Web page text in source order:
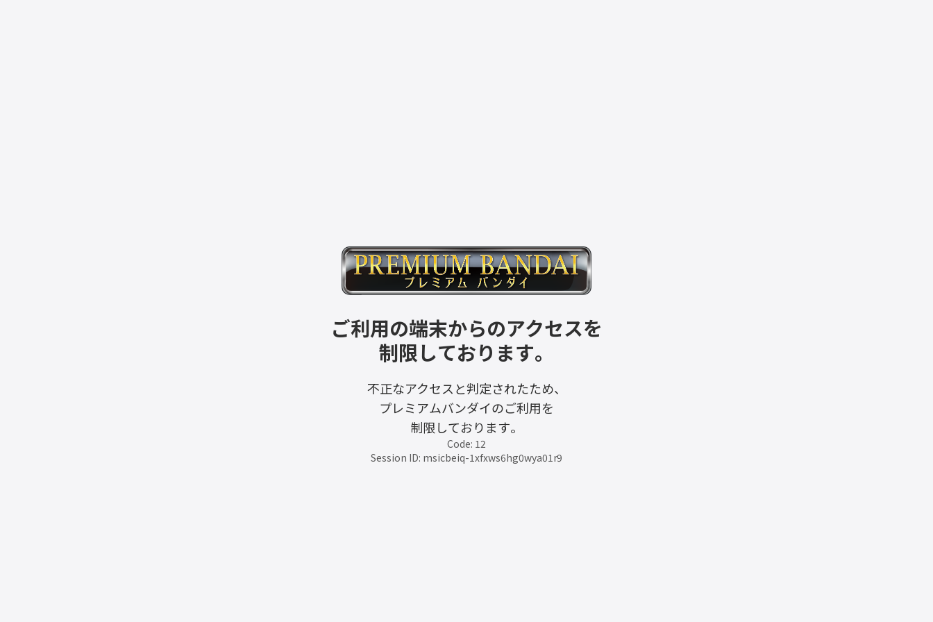
ご利用の端末からのアクセスを
制限しております。
不正なアクセスと判定されたため、
プレミアムバンダイのご利用を
制限しております。
Code: 12
Session ID: msicbeiq-1xfxws6hg0wya01r9